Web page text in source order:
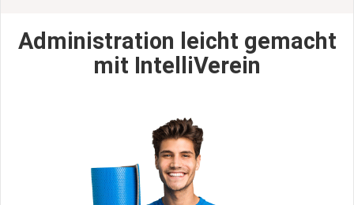
Administration leicht gemacht
mit IntelliVerein